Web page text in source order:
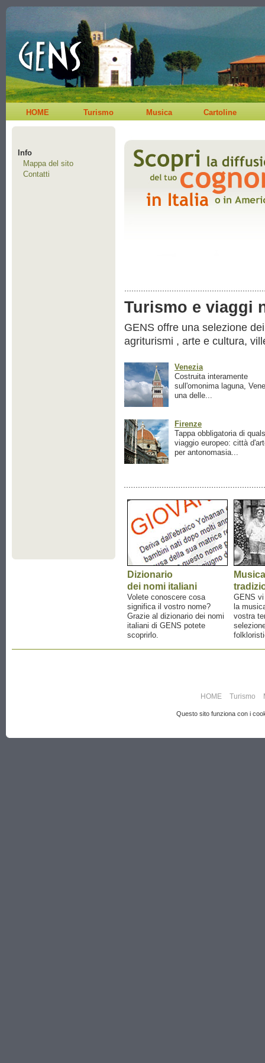
HOME Turismo Musica Cartoline
Info
Mappa del sito
Contatti
Turismo e viaggi
GENS offre una selezione
agriturismi , arte e cultura,
Venezia
Costruita interamente
sull'omonima laguna,
una delle...
Firenze
Tappa obbligatoria di
viaggio europeo: città
per antonomasia...
Dizionario
dei nomi italiani
Volete conoscere cosa
significa il vostro nome?
Grazie al dizionario dei nomi
italiani di GENS potete
scoprirlo.
Musica
GENS
la
vostra
HOME Turismo
Questo sito funziona con i